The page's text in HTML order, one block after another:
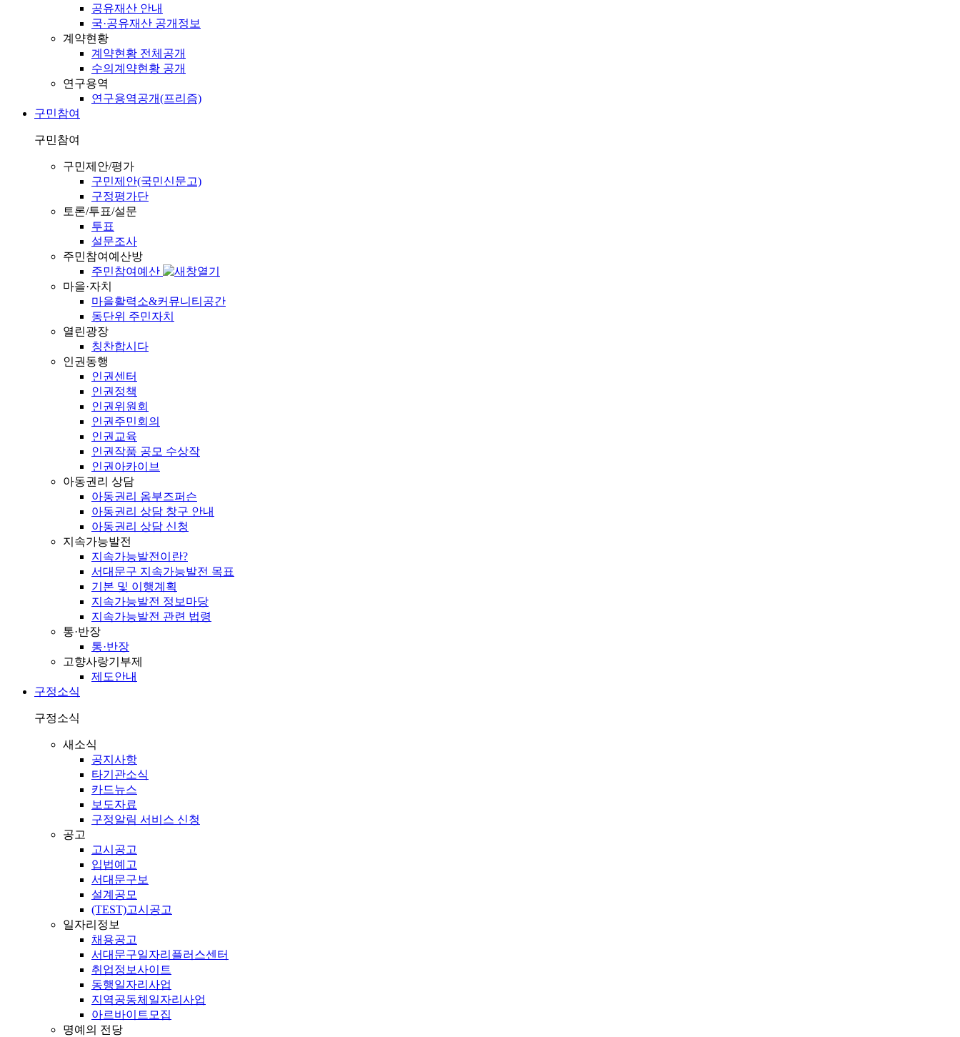
공유재산 안내
국·공유재산 공개정보
계약현황
계약현황 전체공개
수의계약현황 공개
연구용역
연구용역공개(프리즘)
구민참여
구민참여
구민제안/평가
구민제안(국민신문고)
구정평가단
토론/투표/설문
투표
설문조사
주민참여예산방
주민참여예산
마을·자치
마을활력소&커뮤니티공간
동단위 주민자치
열린광장
칭찬합시다
인권동행
인권센터
인권정책
인권위원회
인권주민회의
인권교육
인권작품 공모 수상작
인권아카이브
아동권리 상담
아동권리 옴부즈퍼슨
아동권리 상담 창구 안내
아동권리 상담 신청
지속가능발전
지속가능발전이란?
서대문구 지속가능발전 목표
기본 및 이행계획
지속가능발전 정보마당
지속가능발전 관련 법령
통·반장
통·반장
고향사랑기부제
제도안내
구정소식
구정소식
새소식
공지사항
타기관소식
카드뉴스
보도자료
구정알림 서비스 신청
공고
고시공고
입법예고
서대문구보
설계공모
(TEST)고시공고
일자리정보
채용공고
서대문구일자리플러스센터
취업정보사이트
동행일자리사업
지역공동체일자리사업
아르바이트모집
명예의 전당